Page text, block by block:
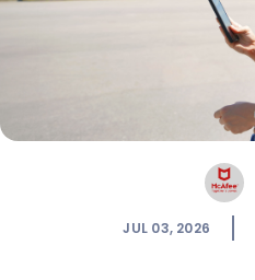
JUL 03, 2026